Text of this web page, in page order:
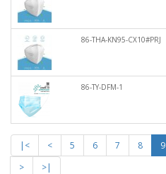
86-THA-KN95-CX10#PRJ
86-TY-DFM-1
|< < 5 6 7 8 9
>
>|